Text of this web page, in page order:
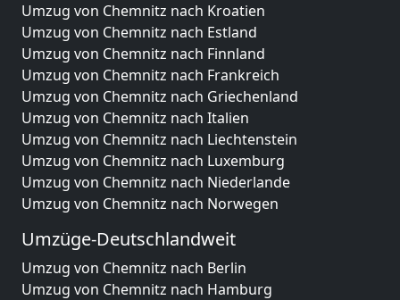
Umzug von Chemnitz nach Kroatien
Umzug von Chemnitz nach Estland
Umzug von Chemnitz nach Finnland
Umzug von Chemnitz nach Frankreich
Umzug von Chemnitz nach Griechenland
Umzug von Chemnitz nach Italien
Umzug von Chemnitz nach Liechtenstein
Umzug von Chemnitz nach Luxemburg
Umzug von Chemnitz nach Niederlande
Umzug von Chemnitz nach Norwegen
Umzüge-Deutschlandweit
Umzug von Chemnitz nach Berlin
Umzug von Chemnitz nach Hamburg